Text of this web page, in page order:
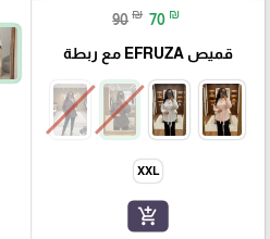
90 ₪ 70 ₪
قميص EFRUZA مع ربطة
XXL
add_shopping_cart